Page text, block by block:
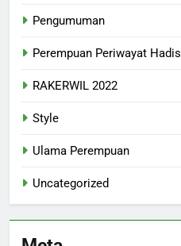
Pengumuman
Perempuan Periwayat Hadis
RAKERWIL 2022
Style
Ulama Perempuan
Uncategorized